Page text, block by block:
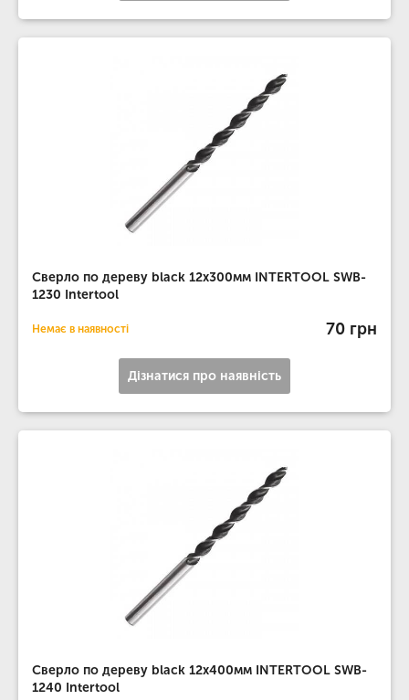
Сверло по дереву black 12x300мм INTERTOOL SWB-
1230 Intertool
Немає в наявності 70 грн
Дізнатися про наявність
Сверло по дереву black 12x400мм INTERTOOL SWB-
1240 Intertool